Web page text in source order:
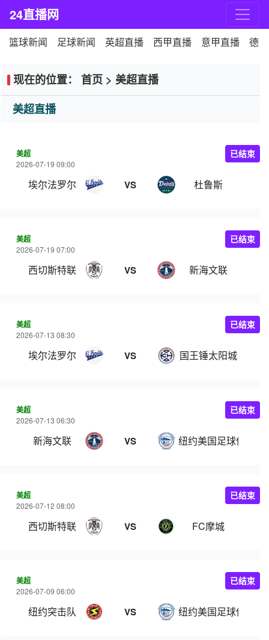
24直播网
篮球新闻 足球新闻 英超直播 西甲直播 意甲直播 德
现在的位置： 首页 > 美超直播
美超直播
美超
2026-07-19 09:00
埃尔法罗尔 VS 杜鲁斯
已结束
美超
2026-07-19 07:00
西切斯特联 VS 新海文联
已结束
美超
2026-07-13 08:30
埃尔法罗尔 VS 国王锤太阳城
已结束
美超
2026-07-13 06:30
新海文联 VS 纽约美国足球俱乐部
已结束
美超
2026-07-12 08:00
西切斯特联 VS FC摩城
已结束
美超
2026-07-09 06:00
纽约突击队 VS 纽约美国足球俱乐部
已结束